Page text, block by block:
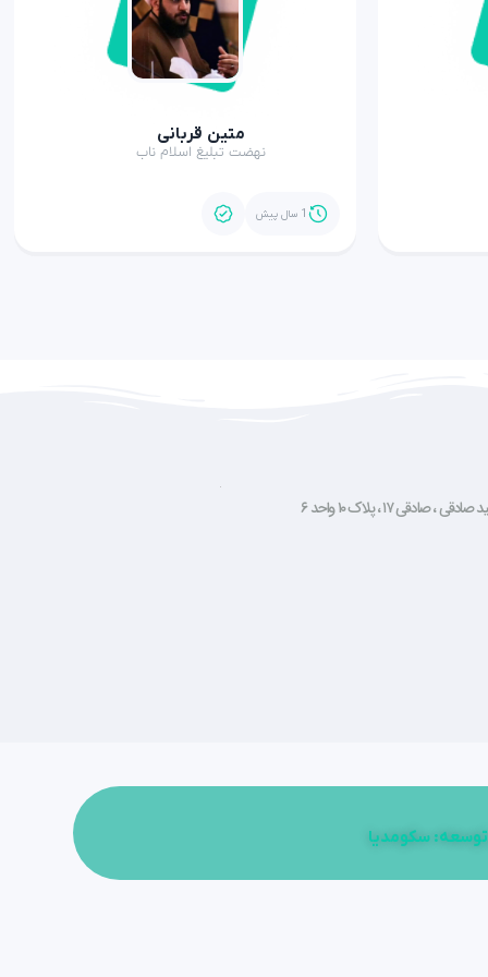
متین قربانی
نهضت تبلیغ اسلام ناب
1 سال پیش
۱۷ ، پلاک ۱۰ واحد ۶
سکومدیا